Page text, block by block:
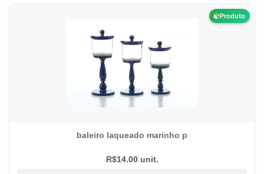
Produto
baleiro laqueado marinho p
R$14.00 unit.